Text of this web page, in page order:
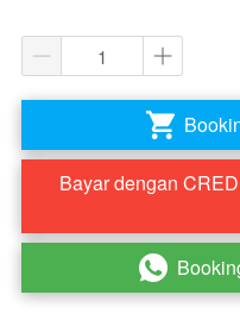
`
Bayar dengan
`